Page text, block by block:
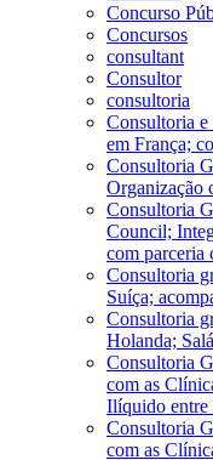
Concurso
Concursos
consultant
Consultor
consultoria
Consultoria
em França;
Consultoria
Organização
Consultoria
Council;
com parceria
Consultoria
Suíça;
Consultoria
Holanda;
Consultoria
com as
Ilíquido entre
Consultoria
com as